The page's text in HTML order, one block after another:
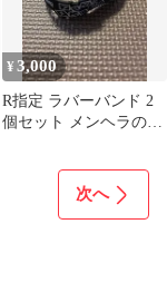
¥3,000
R指定 ラバーバンド 2
個セット メンヘラの集
次へ